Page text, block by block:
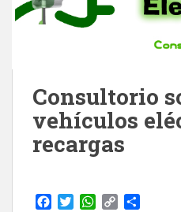
Consultorio
vehículos
recargas
W